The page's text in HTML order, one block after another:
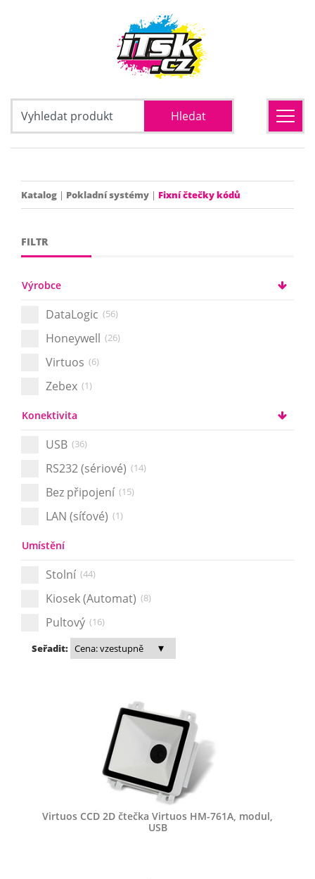
Katalog | Pokladní systémy | Fixní čtečky kódů
FILTR
Výrobce
DataLogic (56)
Honeywell (26)
Virtuos (6)
Zebex (1)
Konektivita
USB (36)
RS232 (sériové) (14)
Bez připojení (15)
LAN (síťové) (1)
Umístění
Stolní (44)
Kiosek (Automat) (8)
Pultový (16)
Seřadit:
Virtuos CCD 2D čtečka Virtuos HM-761A, modul,
USB